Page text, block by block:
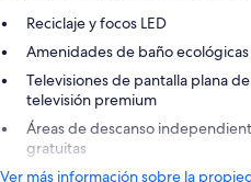
Reciclaje y focos LED
Amenidades de baño
Televisiones de pantalla plana
televisión premium
Áreas de descanso
gratuitas
Ver más información sobre la